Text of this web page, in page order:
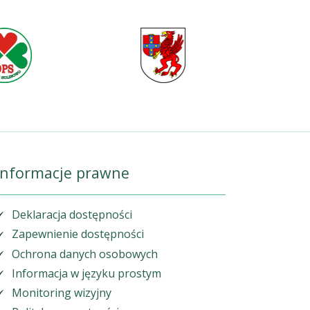
prawne
Deklaracja dostępności
Zapewnienie dostępności
Ochrona danych osobowych
Informacja w języku prostym
Monitoring wizyjny